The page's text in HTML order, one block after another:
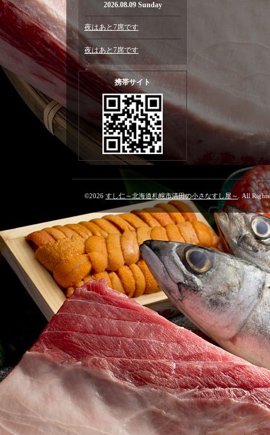
2026.08.09 Sunday
夜はあと7席です
夜はあと7席です
携帯サイト
©2026 すし仁～北海道札幌市清田の小さなすし屋～ . All